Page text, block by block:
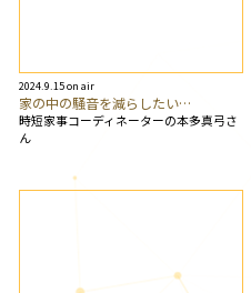
2024.9.15 on air
家の中の騒音を減らしたい…
時短家事コーディネーターの本多真弓さ
ん